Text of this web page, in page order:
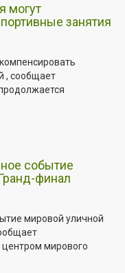
могут
занятия
, сообщает
событие
финал
мировой уличной
центром мирового